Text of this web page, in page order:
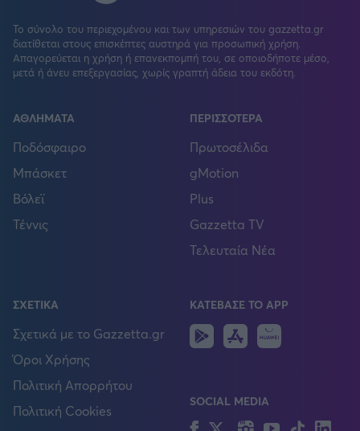
Το σύνολο του περιεχομένου και των υπηρεσιών του gazzetta.gr
διατίθεται στους επισκέπτες αυστηρά για προσωπική χρήση.
Απαγορεύεται η χρήση ή επανεκπομπή του, σε οποιοδήποτε μέσο,
μετά ή άνευ επεξεργασίας, χωρίς γραπτή άδεια του εκδότη.
ΑΘΛΗΜΑΤΑ
Ποδόσφαιρο
Μπάσκετ
Βόλεϊ
Τέννις
ΠΕΡΙΣΣΟΤΕΡΑ
Πρωτοσέλιδα
gMotion
Plus
Gazzetta TV
Τελευταία Νέα
ΣΧΕΤΙΚΑ
Σχετικά με το Gazzetta.gr
Όροι Χρήσης
Πολιτική Απορρήτου
Πολιτική Cookies
ΚΑΤΕΒΑΣΕ ΤΟ APP
Android
IOS
SOCIAL MEDIA